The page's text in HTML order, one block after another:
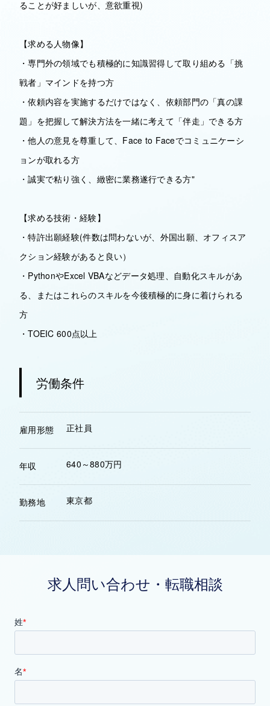
ることが好ましいが、意欲重視)
【求める人物像】
・専門外の領域でも積極的に知識習得して取り組める「挑
戦者」マインドを持つ方
・依頼内容を実施するだけではなく、依頼部門の「真の課
題」を把握して解決方法を一緒に考えて「伴走」できる方
・他人の意見を尊重して、Face to Faceでコミュニケーシ
ョンが取れる方
・誠実で粘り強く、緻密に業務遂行できる方"
【求める技術・経験】
・特許出願経験(件数は問わないが、外国出願、オフィスア
クション経験があると良い）
・PythonやExcel VBAなどデータ処理、自動化スキルがあ
る、またはこれらのスキルを今後積極的に身に着けられる
方
・TOEIC 600点以上
労働条件
雇用形態 正社員
年収 640～880万円
勤務地 東京都
求人問い合わせ・転職相談